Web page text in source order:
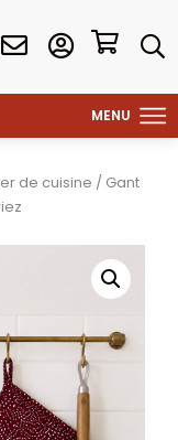
de cuisine / Gant